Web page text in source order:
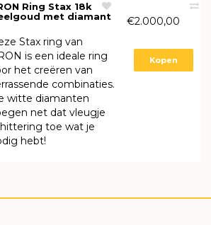
Ring Stax 18k
met diamant
Stax ring van
is een ideale ring
het creëren van
combinaties.
witte diamanten
net dat vleugje
toe wat je
hebt!
€2.000,00
Kopen